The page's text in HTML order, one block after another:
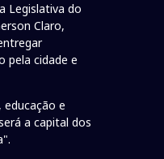
Legislativa do
Claro,
pela cidade e
educação e
a capital dos